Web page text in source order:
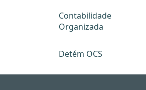
Contabilidade
Organizada
Detém OCS